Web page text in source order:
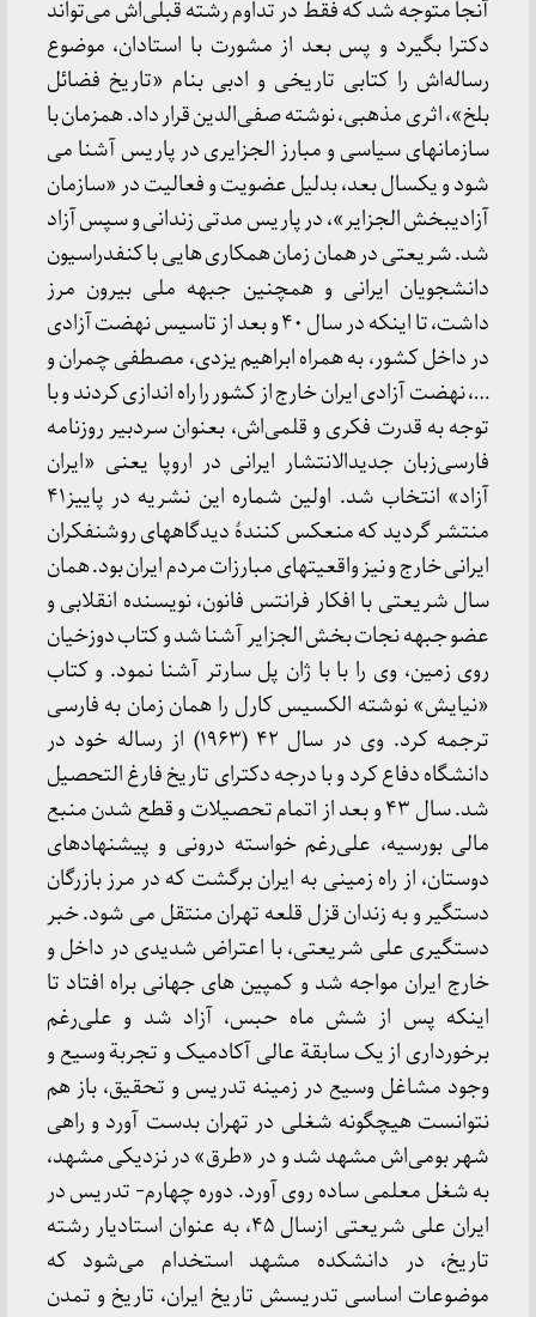
آنجا متوجه شد که فقط در تداوم رشته قبلی‌اش می‌تواند
دکترا بگیرد و پس بعد از مشورت با استادان، موضوع
رساله‌اش را کتابی تاریخی و ادبی بنام‌ «تاریخ فضائل
بلخ»، اثری مذهبی، نوشته صفی‌الدین قرار داد. همزمان با
سازمانهای سیاسی و مبارز الجزایری در پاریس آشنا می
شود و یکسال بعد، بدلیل عضویت و فعالیت در «سازمان
آزادیبخش الجزایر»، در پاریس مدتی زندانی و سپس آزاد
شد. شریعتی در همان زمان همکاری هایی با کنفدراسیون
دانشجویان ایرانی و همچنین جبهه ملی بیرون مرز
داشت، تا اینکه در سال ۴۰ و بعد از تاسیس نهضت آزادی
در داخل کشور، به همراه ابراهیم یزدی، مصطفی چمران و
…، نهضت آزادی ایران خارج از کشور را راه اندازی کردند و با
توجه به قدرت فکری‌ و قلمی‌اش، بعنوان سردبیر روزنامه
فارسی‌زبان جدیدالانتشار ایرانی در اروپا یعنی «ایران
آزاد» انتخاب شد. اولین شماره این نشریه در پاییز۴١
منتشر گردید که منعکس کنندۀ دیدگاههای روشنفکران
ایرانی خارج و نیز واقعیتهای مبارزات مردم ایران بود. همان
سال شریعتی با افکار فرانتس فانون، نویسنده انقلابی و
عضو جبهه نجات بخش الجزایر آشنا شد و کتاب دوزخیان
روی زمین، وی را با با ژان پل سارتر آشنا نمود. و کتاب
«نیایش» نوشته الکسیس کارل را همان زمان به فارسی
ترجمه ‌کرد. وی در سال ۴٢ (۱۹۶۳) از رساله خود در
دانشگاه دفاع کرد و با درجه دکترای تاریخ فارغ التحصیل
شد. سال ۴۳ و بعد از اتمام تحصیلات و قطع شدن منبع
مالی بورسیه، علی‌رغم خواسته درونی و پیشنهادهای
دوستان، از راه زمینی به ایران برگشت که در مرز بازرگان
دستگیر و به زندان قزل قلعه تهران منتقل می شود. خبر
دستگیری علی شریعتی، با اعتراض شدیدی در داخل و
خارج ایران مواجه شد و کمپین های جهانی براه افتاد تا
اینکه پس از شش ماه حبس، آزاد شد و علی‌رغم
برخورداری از یک سابقة عالی آکادمیک و تجربة وسیع و
وجود مشاغل وسیع در زمینه تدریس و تحقیق، باز هم
نتوانست هیچگونه شغلی در تهران بدست آورد و راهی
شهر بومی‌اش مشهد شد و در «طرق» در نزدیکی مشهد،
به شغل معلمی ساده روی آورد. دوره چهارم- تدریس در
ایران علی شریعتی ازسال ۴۵، به عنوان استادیار رشته
تاریخ، در دانشکده مشهد استخدام می‌شود که
موضوعات اساسی تدریسش تاریخ ایران، تاریخ و تمدن